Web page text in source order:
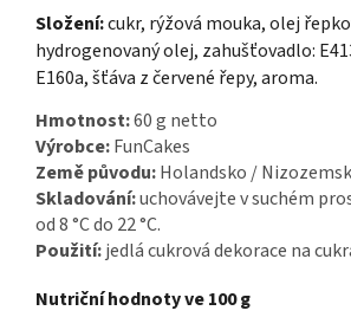
Složení:cukr, rýžová mouka, olej
hydrogenovaný olej, zahušťovadlo:
E160a, šťáva z červené řepy, aroma.
Hmotnost:60 g netto
Výrobce:FunCakes
Země původu:Holandsko /
Skladování:uchovávejte v suchém
od 8 °C do 22 °C.
Použití:jedlá cukrová dekorace na
Nutriční hodnoty ve 100 g